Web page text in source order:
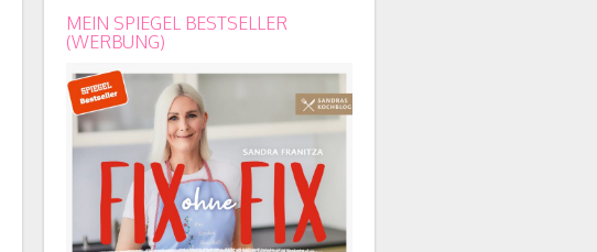
MEIN SPIEGEL BESTSELLER
(WERBUNG)